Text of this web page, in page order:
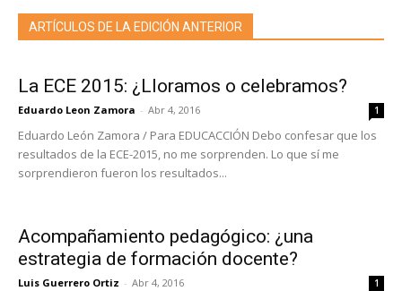
ARTÍCULOS DE LA EDICIÓN ANTERIOR
La ECE 2015: ¿Lloramos o celebramos?
Eduardo Leon Zamora - Abr 4, 2016 1
Eduardo León Zamora / Para EDUCACCIÓN Debo confesar que los
resultados de la ECE-2015, no me sorprenden. Lo que sí me
sorprendieron fueron los resultados...
Acompañamiento pedagógico: ¿una
estrategia de formación docente?
Luis Guerrero Ortiz - Abr 4, 2016 1